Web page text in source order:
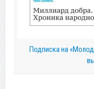
Подписка на